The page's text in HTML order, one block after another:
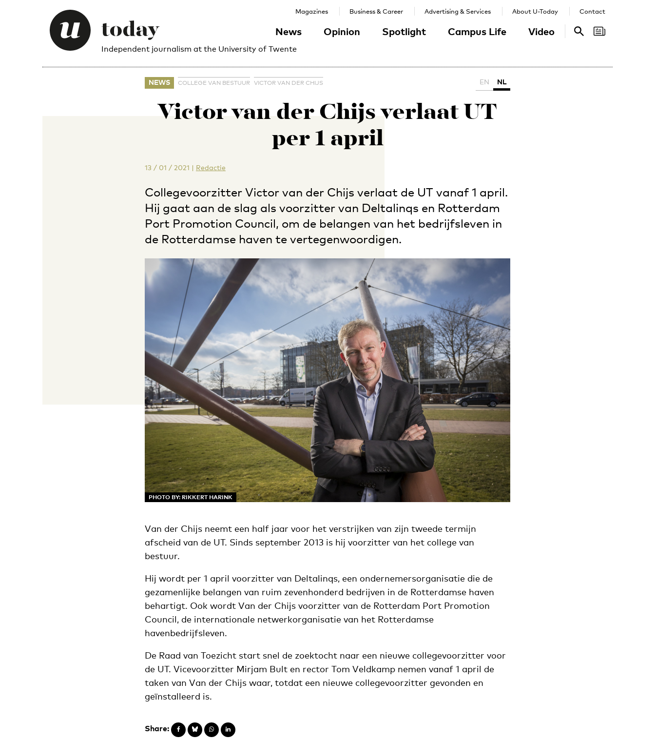
Independent journalism at the University of Twente
News Opinion Spotlight Campus Life Video
Magazines Business & Career Advertising & Services About U-Today Contact
Search
NEWS COLLEGE VAN BESTUUR VICTOR VAN DER CHIJS EN NL
Victor van der Chijs verlaat UT
per 1 april
13 / 01 / 2021 | Redactie
Collegevoorzitter Victor van der Chijs verlaat de UT vanaf 1 april.
Hij gaat aan de slag als voorzitter van Deltalinqs en Rotterdam
Port Promotion Council, om de belangen van het bedrijfsleven in
de Rotterdamse haven te vertegenwoordigen.
PHOTO BY: RIKKERT HARINK
Van der Chijs neemt een half jaar voor het verstrijken van zijn tweede termijn
afscheid van de UT. Sinds september 2013 is hij voorzitter van het college van
bestuur.
Hij wordt per 1 april voorzitter van Deltalinqs, een ondernemersorganisatie die de
gezamenlijke belangen van ruim zevenhonderd bedrijven in de Rotterdamse haven
behartigt. Ook wordt Van der Chijs voorzitter van de Rotterdam Port Promotion
Council, de internationale netwerkorganisatie van het Rotterdamse
havenbedrijfsleven.
De Raad van Toezicht start snel de zoektocht naar een nieuwe collegevoorzitter voor
de UT. Vicevoorzitter Mirjam Bult en rector Tom Veldkamp nemen vanaf 1 april de
taken van Van der Chijs waar, totdat een nieuwe collegevoorzitter gevonden en
geïnstalleerd is.
Share: